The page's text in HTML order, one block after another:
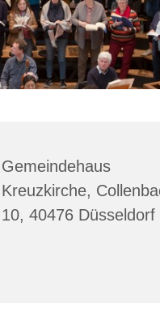
Gemeindehaus
Kreuzkirche,
10, 40476 Düsseldorf